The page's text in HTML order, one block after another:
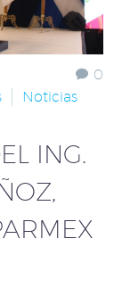
0
Noticias
ING.